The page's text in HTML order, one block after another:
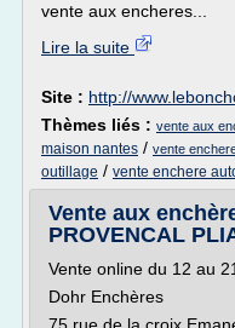
vente aux encheres...
Lire la suite
Site : http://
Thèmes liés : vente aux
maison nantes / vente
outillage / vente enchere
Vente aux
PROVENCAL
Vente online du 12 au
Dohr Enchères